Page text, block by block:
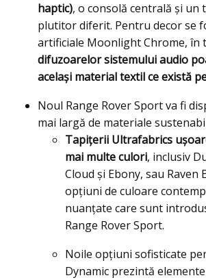
haptic), o consolă centrală şi un
plutitor diferit. Pentru decor se
artificiale Moonlight Chrome, în
difuzoarelor sistemului audio
acelaşi material textil ce există
Noul Range Rover Sport va fi
mai largă de materiale
Tapiţerii Ultrafabrics
mai multe culori, inclusiv
Cloud și Ebony, sau Raven
opțiuni de culoare
nuanțate care sunt
Range Rover Sport.
Noile opțiuni sofisticate
Dynamic prezintă